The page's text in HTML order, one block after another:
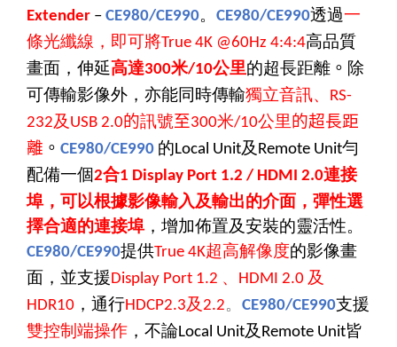
Extender – CE980/CE990。 CE980/CE990透過一
條光纖線，即可將True 4K @60Hz 4:4:4高品質
畫面，伸延高達300米/10公里的超長距離 。 除
可傳輸影像外，亦能同時傳輸獨立音訊、
RS-
232及 USB 2.0的訊號至300米/10公里的超長距
離 。 CE980/CE990 的Local Unit及 Remote Unit勻
配備一個2合1 Display Port 1.2 / HDMI 2.0連接
埠，可以根據影像輸入及輸出的介面，彈性選
擇合適的連接埠，增加佈置及安裝的靈活性。
CE980/CE990提供True 4K超高解像度的影像畫
面，並支援Display Port 1.2 、 HDMI 2.0 及
HDR10 ，通行HDCP2.3及2.2。 CE980/CE990支援
雙控制端操作 ，不論Local Unit及 Remote Unit皆